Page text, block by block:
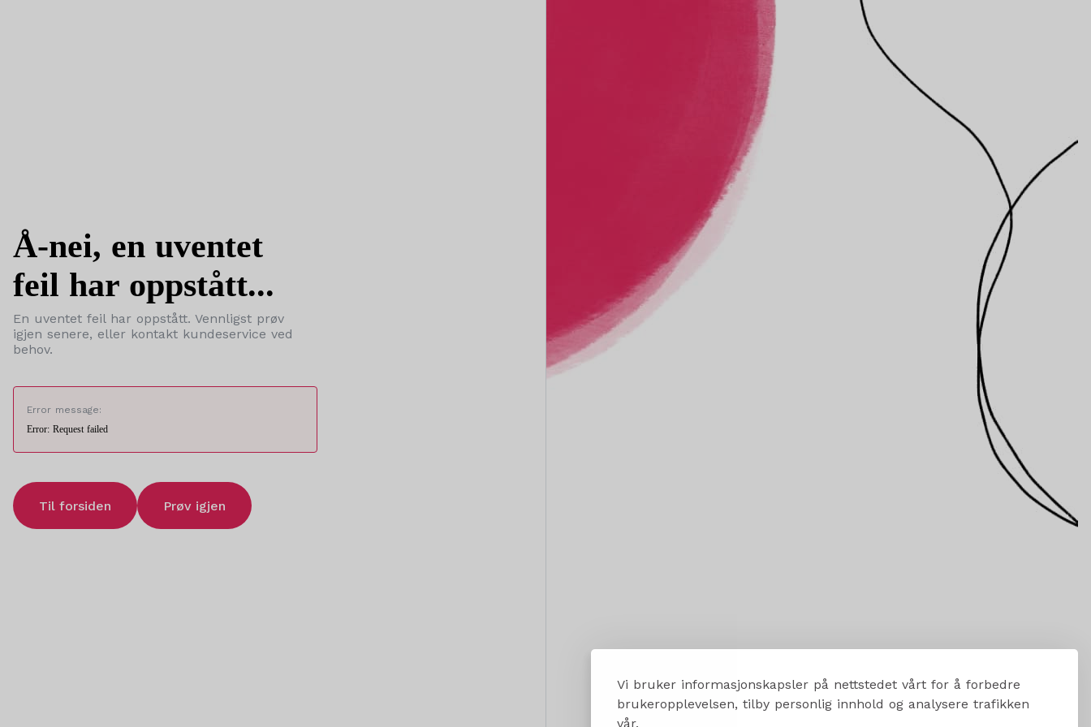
Vi bruker informasjonskapsler på nettstedet vårt for å forbedre
brukeropplevelsen, tilby personlig innhold og analysere trafikken
vår.
Å-nei, en uventet
feil har oppstått...
En uventet feil har oppstått. Vennligst prøv
igjen senere, eller kontakt kundeservice ved
behov.
Error message:
Error: Request failed
Til forsiden Prøv igjen